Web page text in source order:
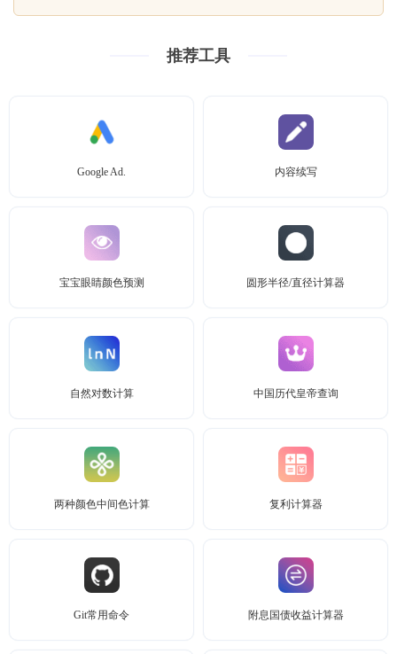
推荐工具
Google Ad. 内容续写
宝宝眼睛颜色预测 圆形半径/直径计算器
自然对数计算 中国历代皇帝查询
两种颜色中间色计算 复利计算器
Git常用命令 附息国债收益计算器